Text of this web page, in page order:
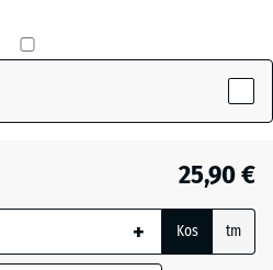
25,90 €
+ Kos tm